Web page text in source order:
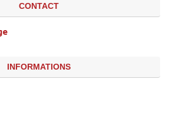
CONTACT
INFORMATIONS